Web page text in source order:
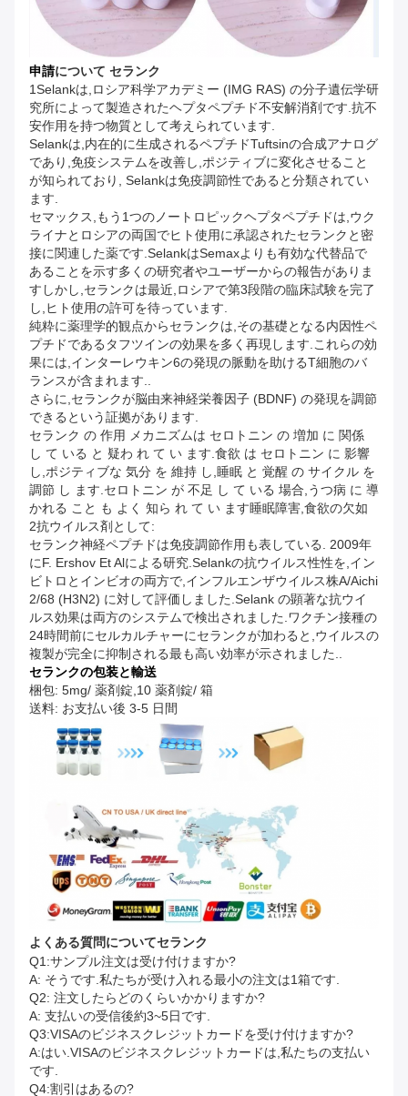
申請について セランク
1Selankは,ロシア科学アカデミー (IMG RAS) の分子遺伝学研
究所によって製造されたヘプタペプチド不安解消剤です.抗不
安作用を持つ物質として考えられています.
Selankは,内在的に生成されるペプチドTuftsinの合成アナログ
であり,免疫システムを改善し,ポジティブに変化させること
が知られており, Selankは免疫調節性であると分類されてい
ます.
セマックス,もう1つのノートロピックヘプタペプチドは,ウク
ライナとロシアの両国でヒト使用に承認されたセランクと密
接に関連した薬です.SelankはSemaxよりも有効な代替品で
あることを示す多くの研究者やユーザーからの報告がありま
すしかし,セランクは最近,ロシアで第3段階の臨床試験を完了
し,ヒト使用の許可を待っています.
純粋に薬理学的観点からセランクは,その基礎となる内因性ペ
プチドであるタフツインの効果を多く再現します.これらの効
果には,インターレウキン6の発現の脈動を助けるT細胞のバ
ランスが含まれます..
さらに,セランクが脳由来神経栄養因子 (BDNF) の発現を調節
できるという証拠があります.
セランク の 作用 メカニズムは セロトニン の 増加 に 関係
し て いる と 疑わ れ て い ます.食欲 は セロトニン に 影響
し,ポジティブな 気分 を 維持 し,睡眠 と 覚醒 の サイクル を
調節 し ます.セロトニン が 不足 し て いる 場合,うつ病 に 導
かれる こと も よく 知ら れ て い ます睡眠障害,食欲の欠如
2抗ウイルス剤として:
セランク神経ペプチドは免疫調節作用も表している. 2009年
にF. Ershov Et Alによる研究.Selankの抗ウイルス性性を,イン
ビトロとインビオの両方で,インフルエンザウイルス株A/Aichi
2/68 (H3N2) に対して評価しました.Selank の顕著な抗ウイ
ルス効果は両方のシステムで検出されました.ワクチン接種の
24時間前にセルカルチャーにセランクが加わると,ウイルスの
複製が完全に抑制される最も高い効率が示されました..
セランクの包装と輸送
梱包: 5mg/ 薬剤錠,10 薬剤錠/ 箱
送料: お支払い後 3-5 日間
よくある質問についてセランク
Q1:サンプル注文は受け付けますか?
A: そうです.私たちが受け入れる最小の注文は1箱です.
Q2: 注文したらどのくらいかかりますか?
A: 支払いの受信後約3~5日です.
Q3:VISAのビジネスクレジットカードを受け付けますか?
A:はい.VISAのビジネスクレジットカードは,私たちの支払い
です.
Q4:割引はあるの?